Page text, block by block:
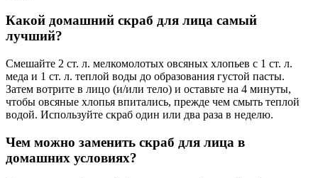
Какой домашний скраб для лица самый
лучший?
Смешайте 2 ст. л. мелкомолотых овсяных хлопьев с 1 ст. л.
меда и 1 ст. л. теплой воды до образования густой пасты.
Затем вотрите в лицо (и/или тело) и оставьте на 4 минуты,
чтобы овсяные хлопья впитались, прежде чем смыть теплой
водой. Используйте скраб один или два раза в неделю.
Чем можно заменить скраб для лица в
домашних условиях?